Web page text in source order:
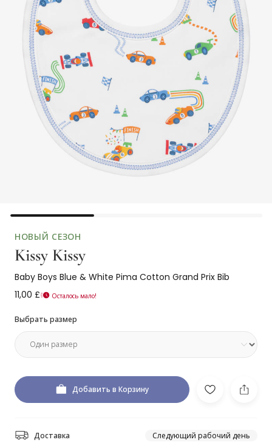
НОВЫЙ СЕЗОН
Kissy Kissy
Baby Boys Blue & White Pima Cotton Grand Prix Bib
11,00 £
Осталось мало!
Выбрать размер
Добавить в Корзину
Доставка Следующий рабочий день